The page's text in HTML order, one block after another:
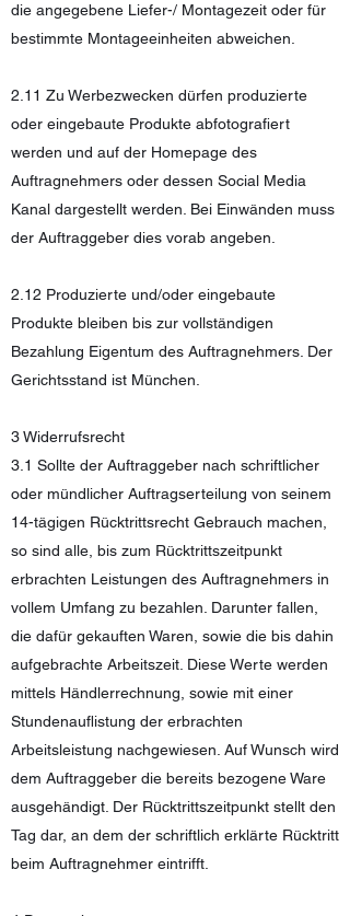
die angegebene Liefer-/ Montagezeit oder für
bestimmte Montageeinheiten abweichen.
2.11 Zu Werbezwecken dürfen produzierte
oder eingebaute Produkte abfotografiert
werden und auf der Homepage des
Auftragnehmers oder dessen Social Media
Kanal dargestellt werden. Bei Einwänden muss
der Auftraggeber dies vorab angeben.
2.12 Produzierte und/oder eingebaute
Produkte bleiben bis zur vollständigen
Bezahlung Eigentum des Auftragnehmers. Der
Gerichtsstand ist München.
3 Widerrufsrecht
3.1 Sollte der Auftraggeber nach schriftlicher
oder mündlicher Auftragserteilung von seinem
14-tägigen Rücktrittsrecht Gebrauch machen,
so sind alle, bis zum Rücktrittszeitpunkt
erbrachten Leistungen des Auftragnehmers in
vollem Umfang zu bezahlen. Darunter fallen,
die dafür gekauften Waren, sowie die bis dahin
aufgebrachte Arbeitszeit. Diese Werte werden
mittels Händlerrechnung, sowie mit einer
Stundenauflistung der erbrachten
Arbeitsleistung nachgewiesen. Auf Wunsch wird
dem Auftraggeber die bereits bezogene Ware
ausgehändigt. Der Rücktrittszeitpunkt stellt den
Tag dar, an dem der schriftlich erklärte Rücktritt
beim Auftragnehmer eintrifft.